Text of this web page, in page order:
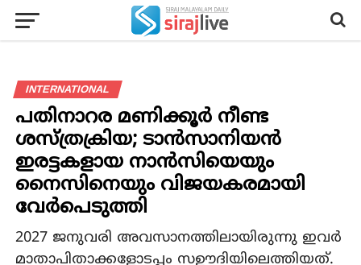
INTERNATIONAL
പതിനാറര മണിക്കൂര്‍ നീണ്ട
ശസ്ത്രക്രിയ; ടാന്‍സാനിയന്‍
ഇരട്ടകളായ നാന്‍സിയെയും
നൈസിനെയും വിജയകരമായി
വേര്‍പെടുത്തി
2027 ജനുവരി അവസാനത്തിലായിരുന്നു ഇവര്‍
മാതാപിതാക്കളോടപ്പം സഊദിയിലെത്തിയത്.